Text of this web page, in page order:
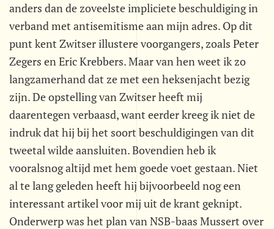
anders dan de zoveelste impliciete beschuldiging in
verband met antisemitisme aan mijn adres. Op dit
punt kent Zwitser illustere voorgangers, zoals Peter
Zegers en Eric Krebbers. Maar van hen weet ik zo
langzamerhand dat ze met een heksenjacht bezig
zijn. De opstelling van Zwitser heeft mij
daarentegen verbaasd, want eerder kreeg ik niet de
indruk dat hij bij het soort beschuldigingen van dit
tweetal wilde aansluiten. Bovendien heb ik
vooralsnog altijd met hem goede voet gestaan. Niet
al te lang geleden heeft hij bijvoorbeeld nog een
interessant artikel voor mij uit de krant geknipt.
Onderwerp was het plan van NSB-baas Mussert over